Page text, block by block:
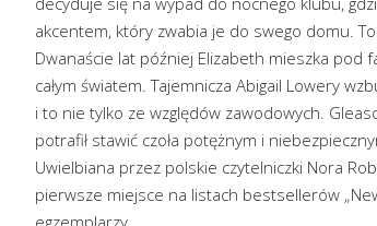
akcentem, który zwabia je do swego domu.
Dwanaście lat później Elizabeth mieszka pod
całym światem. Tajemnicza Abigail Lowery
i to nie tylko ze względów zawodowych.
potrafił stawić czoła potężnym i
Uwielbiana przez polskie czytelniczki Nora
pierwsze miejsce na listach bestsellerów
egzemplarzy.